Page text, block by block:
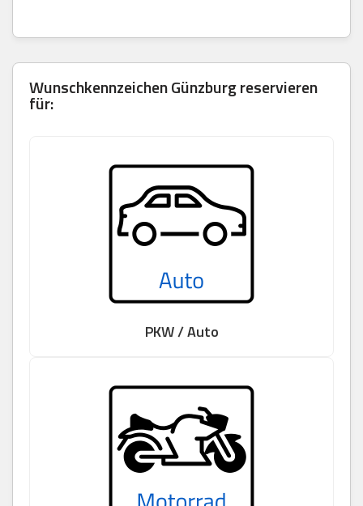
Wunschkennzeichen Günzburg reservieren
für:
PKW / Auto